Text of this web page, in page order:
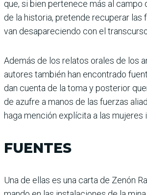
que, si bien pertenece más al campo
de la historia, pretende recuperar las
van desapareciendo con el
Además de los relatos orales de los
autores también han encontrado
dan cuenta de la toma y posterior
de azufre a manos de las fuerzas
haga mención explícita a las mujeres
FUENTES
Una de ellas es una carta de Zenón